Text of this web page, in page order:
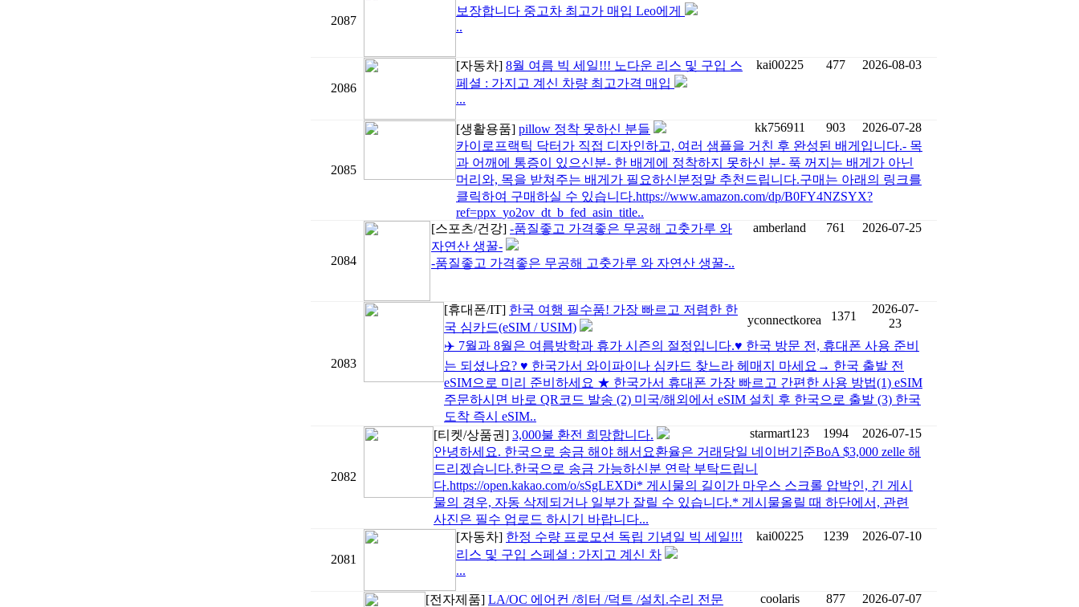
2087
보장합니다 중고차 최고가 매입 Leo에게
..
2086
[자동차] 8월 여름 빅 세일!!! 노다운 리스 및 구입 스
페셜 : 가지고 계신 차량 최고가격 매입
kai00225 477 2026-08-03
...
2085
[생활용품] pillow 정착 못하신 분들 kk756911 903
2026-07-28
카이로프랙틱 닥터가 직접 디자인하고, 여러 샘플을 거친 후 완성된 배게입니다.- 목
과 어깨에 통증이 있으신분- 한 배게에 정착하지 못하신 분- 푹 꺼지는 배게가 아닌
머리와, 목을 받쳐주는 배게가 필요하신분정말 추천드립니다.구매는 아래의 링크를
클릭하여 구매하실 수 있습니다.https://www.amazon.com/dp/B0FY4NZSYX?
ref=ppx_yo2ov_dt_b_fed_asin_title..
2084
[스포츠/건강] -품질좋고 가격좋은 무공해 고춧가루 와
자연산 생꿀-
amberland 761 2026-07-25
-품질좋고 가격좋은 무공해 고춧가루 와 자연산 생꿀-..
2083
[휴대폰/IT] 한국 여행 필수품! 가장 빠르고 저렴한 한
국 심카드(eSIM / USIM)
yconnectkorea 1371
2026-07-
23
✈️ 7월과 8월은 여름방학과 휴가 시즌의 절정입니다.♥ 한국 방문 전, 휴대폰 사용 준비
는 되셨나요? ♥ 한국가서 와이파이나 심카드 찾느라 헤매지 마세요→ 한국 출발 전
eSIM으로 미리 준비하세요 ★ 한국가서 휴대폰 가장 빠르고 간편한 사용 방법(1) eSIM
주문하시면 바로 QR코드 발송 (2) 미국/해외에서 eSIM 설치 후 한국으로 출발 (3) 한국
도착 즉시 eSIM..
2082
[티켓/상품권] 3,000불 환전 희망합니다. starmart123 1994
2026-07-15
안녕하세요. 한국으로 송금 해야 해서요환율은 거래당일 네이버기준BoA $3,000 zelle 해
드리겠습니다.한국으로 송금 가능하신분 연락 부탁드립니
다.https://open.kakao.com/o/sSgLEXDi* 게시물의 길이가 마우스 스크롤 압박인, 긴 게시
물의 경우, 자동 삭제되거나 일부가 잘릴 수 있습니다.* 게시물올릴 때 하단에서, 관련
사진은 필수 업로드 하시기 바랍니다...
2081
[자동차] 한정 수량 프로모션 독립 기념일 빅 세일!!!
리스 및 구입 스페셜 : 가지고 계신 차
kai00225 1239 2026-07-10
...
[전자제품] LA/OC 에어컨 /히터 /덕트 /설치.수리 전문
coolaris 877 2026-07-07